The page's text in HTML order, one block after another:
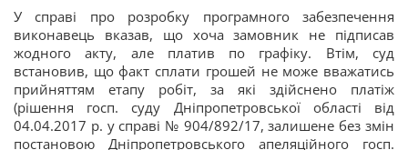
У справі про розробку програмного забезпечення
виконавець вказав, що хоча замовник не підписав
жодного акту, але платив по графіку. Втім, суд
встановив, що факт сплати грошей не може вважатись
прийняттям етапу робіт, за які здійснено платіж
(рішення госп. суду Дніпропетровської області від
04.04.2017 р. у справі № 904/892/17, залишене без змін
постановою Дніпропетровського апеляційного госп.